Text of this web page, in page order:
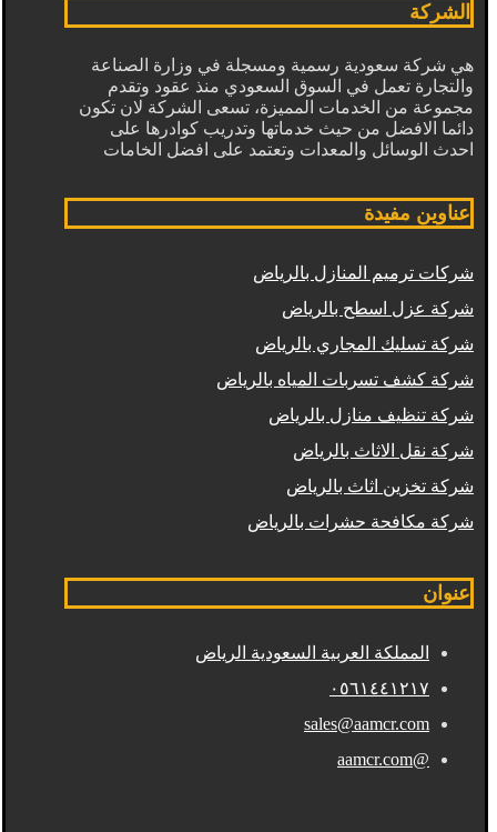
الشركة
هي شركة سعودية رسمية ومسجلة في وزارة الصناعة
والتجارة تعمل في السوق السعودي منذ عقود وتقدم
مجموعة من الخدمات المميزة، تسعى الشركة لان تكون
دائما الافضل من حيث خدماتها وتدريب كوادرها على
احدث الوسائل والمعدات وتعتمد على افضل الخامات
عناوين مفيدة
شركات ترميم المنازل بالرياض
شركة عزل اسطح بالرياض
شركة تسليك المجاري بالرياض
شركة كشف تسربات المياه بالرياض
شركة تنظيف منازل بالرياض
شركة نقل الاثاث بالرياض
شركة تخزين اثاث بالرياض
شركة مكافحة حشرات بالرياض
عنوان
المملكة العربية السعودية الرياض
٠٥٦١٤٤١٢١٧
sales@aamcr.com
@aamcr.com